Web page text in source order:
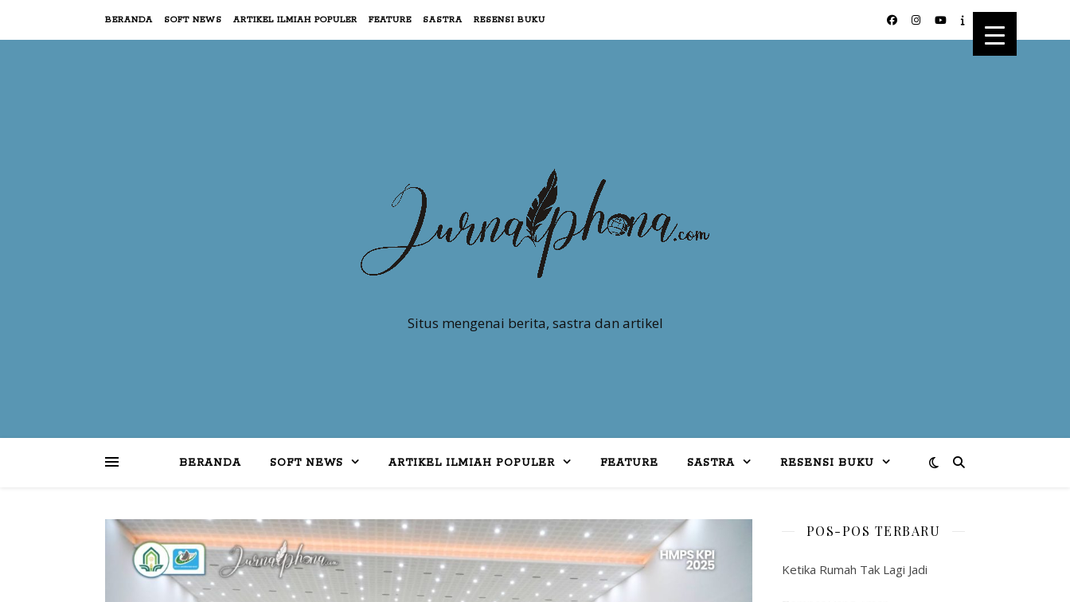
BERANDA SOFT NEWS ARTIKEL ILMIAH POPULER FEATURE SASTRA RESENSI BUKU
Situs mengenai berita, sastra dan artikel
BERANDA SOFT NEWS ARTIKEL ILMIAH POPULER FEATURE SASTRA RESENSI BUKU
POS-POS TERBARU
Ketika Rumah Tak Lagi Jadi